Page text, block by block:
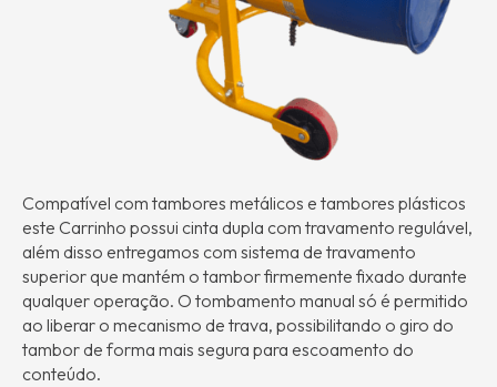
Compatível com tambores metálicos e tambores plásticos
este Carrinho possui cinta dupla com travamento regulável,
além disso entregamos com sistema de travamento
superior que mantém o tambor firmemente fixado durante
qualquer operação. O tombamento manual só é permitido
ao liberar o mecanismo de trava, possibilitando o giro do
tambor de forma mais segura para escoamento do
conteúdo.